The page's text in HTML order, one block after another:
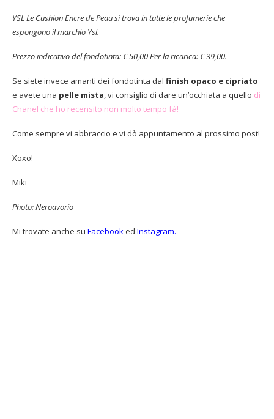
YSL Le Cushion Encre de Peau si trova in tutte le profumerie che
espongono il marchio Ysl.
Prezzo indicativo del fondotinta: € 50,00 Per la ricarica: € 39,00.
Se siete invece amanti dei fondotinta dal finish opaco e cipriato
e avete una pelle mista, vi consiglio di dare un’occhiata a quello di
Chanel che ho recensito non molto tempo fà!
Come sempre vi abbraccio e vi dò appuntamento al prossimo post!
Xoxo!
Miki
Photo: Neroavorio
Mi trovate anche su Facebooked Instagram.